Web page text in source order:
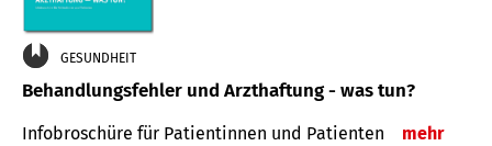
GESUNDHEIT
Behandlungsfehler und Arzthaftung - was tun?
Infobroschüre für Patientinnen und Patienten mehr